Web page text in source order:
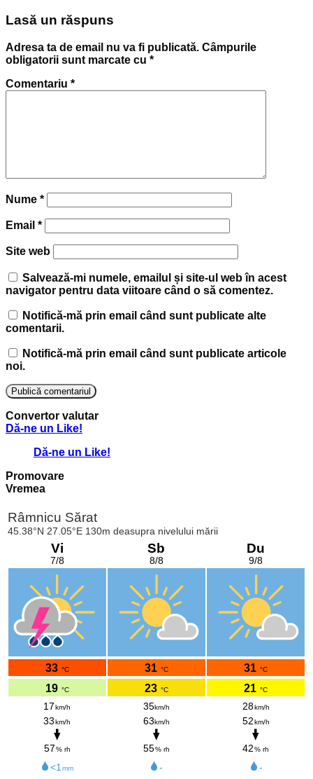
Lasă un răspuns
Adresa ta de email nu va fi publicată. Câmpurile
obligatorii sunt marcate cu *
Comentariu *
Nume *
Email *
Site web
Salvează-mi numele, emailul și site-ul web în acest
navigator pentru data viitoare când o să comentez.
Notifică-mă prin email când sunt publicate alte
comentarii.
Notifică-mă prin email când sunt publicate articole
noi.
Convertor valutar
Dă-ne un Like!
Dă-ne un Like!
Promovare
Vremea